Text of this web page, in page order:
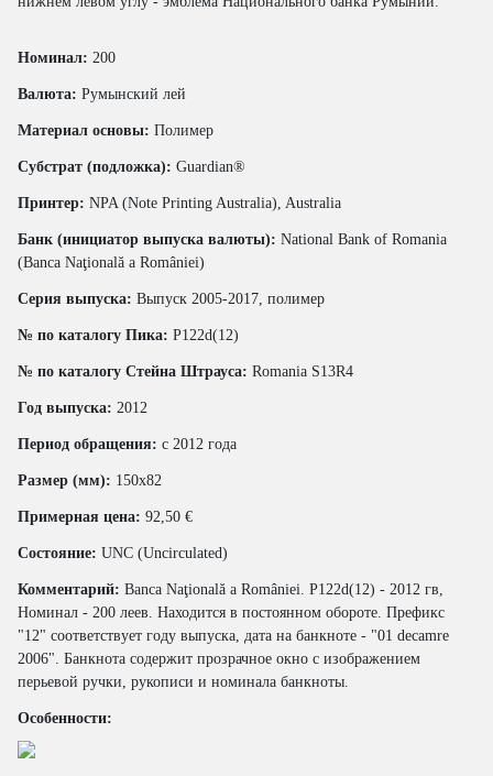
Номинал: 200
Валюта: Румынский лей
Материал основы: Полимер
Субстрат (подложка): Guardian®
Принтер: NPA (Note Printing Australia), Australia
Банк (инициатор выпуска валюты): National Bank of Romania
(Banca Naţională a României)
Серия выпуска: Выпуск 2005-2017, полимер
№ по каталогу Пика: P122d(12)
№ по каталогу Стейна Штрауса: Romania S13R4
Год выпуска: 2012
Период обращения: с 2012 года
Размер (мм): 150x82
Примерная цена: 92,50 €
Состояние: UNC (Uncirculated)
Комментарий: Banca Naţională a României. P122d(12) - 2012 гв,
Номинал - 200 леев. Находится в постоянном обороте. Префикс
"12" соответствует году выпуска, дата на банкноте - "01 decamre
2006". Банкнота содержит прозрачное окно с изображением
перьевой ручки, рукописи и номинала банкноты.
Особенности: